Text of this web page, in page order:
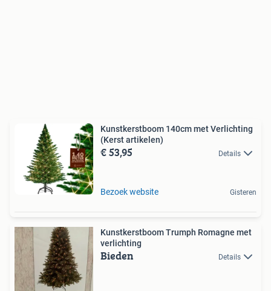
Kunstkerstboom 140cm met Verlichting
(Kerst artikelen)
€ 53,95 Details
Bezoek website Gisteren
Kunstkerstboom Trumph Romagne met
verlichting
Bieden Details